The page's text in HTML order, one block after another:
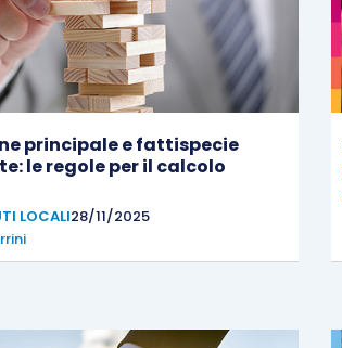
principale e fattispecie
le regole per il calcolo
LOCALI28/11/2025